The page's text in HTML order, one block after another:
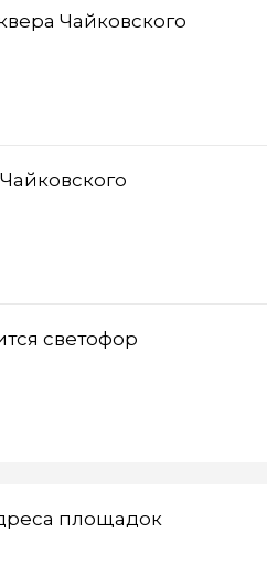
участок напротив сквера Чайковского
светофор
площадок